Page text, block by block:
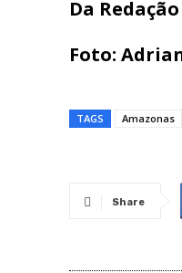
Da
Foto:
TAGS Amazonas
Share